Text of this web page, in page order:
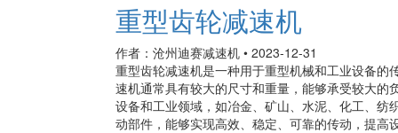
重型齿轮减速机
作者：沧州迪赛减速机 • 2023-12-31
重型齿轮减速机是一种用于重型机械和工业设备
速机通常具有较大的尺寸和重量，能够承受较大
设备和工业领域，如冶金、矿山、水泥、化工、
动部件，能够实现高效、稳定、可靠的传动，提